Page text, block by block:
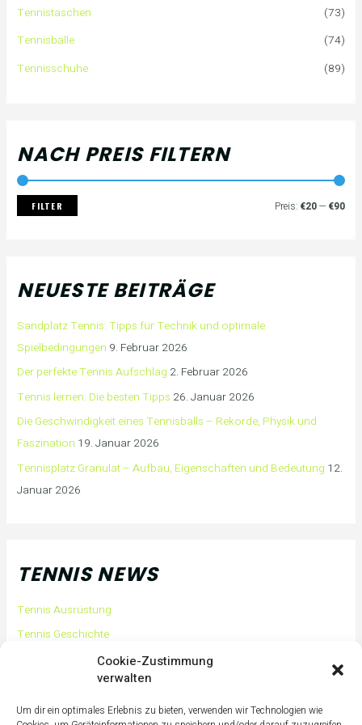
Cookie-Zustimmung
verwalten
Um dir ein optimales Erlebnis zu bieten, verwenden wir Technologien wie
a
c
h
Tennistaschen
(73)
Tennisbälle
(74)
Tennisschuhe
(89)
NACH PREIS FILTERN
i
s
i
s
FILTER Preis: €20— €90
NEUESTE BEITRÄGE
Sandplatz Tennis: Tipps für Technik und optimale
Spielbedingungen 9. Februar 2026
Der perfekte Tennis Aufschlag 2. Februar 2026
Tennis lernen: Die besten Tipps 26. Januar 2026
Die Geschwindigkeit eines Tennisballs – Rekorde, Physik und
Faszination 19. Januar 2026
Tennisplatz Granulat – Aufbau, Eigenschaften und Bedeutung 12.
Januar 2026
TENNIS NEWS
Tennis Ausrüstung
Tennis Geschichte
Tennis Tipps und Tricks
Tennis Training für Anfänger